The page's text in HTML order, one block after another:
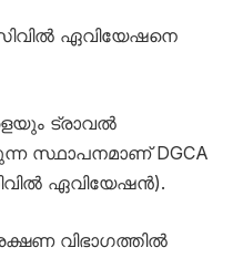
ഏവിയേഷനെ
ട്രാവൽ
സ്ഥാപനമാണ് DGCA
ഏവിയേഷൻ).
വിഭാഗത്തിൽ